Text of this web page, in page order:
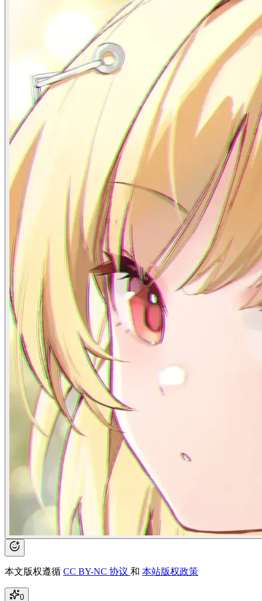
本文版权遵循 CC BY-NC 协议 和 本站版权政策
0